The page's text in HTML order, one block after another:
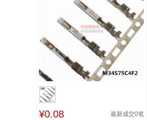
¥0.08 最新成交0笔